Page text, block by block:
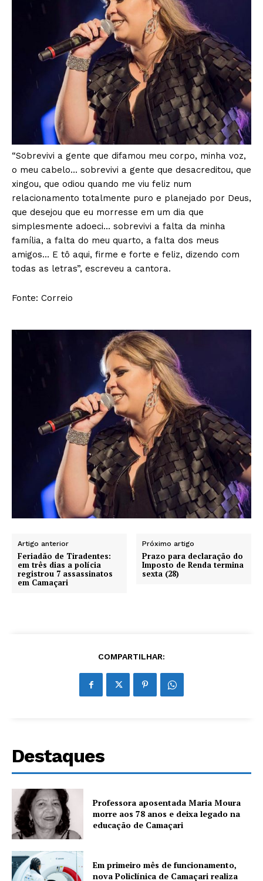
“Sobrevivi a gente que difamou meu corpo, minha voz,
o meu cabelo… sobrevivi a gente que desacreditou, que
xingou, que odiou quando me viu feliz num
relacionamento totalmente puro e planejado por Deus,
que desejou que eu morresse em um dia que
simplesmente adoeci… sobrevivi a falta da minha
família, a falta do meu quarto, a falta dos meus
amigos… E tô aqui, firme e forte e feliz, dizendo com
todas as letras”, escreveu a cantora.
Fonte: Correio
Artigo anterior
Feriadão de Tiradentes:
em três dias a polícia
registrou 7 assassinatos
em Camaçari
Próximo artigo
Prazo para declaração do
Imposto de Renda termina
sexta (28)
COMPARTILHAR:
Destaques
Professora aposentada Maria Moura
morre aos 78 anos e deixa legado na
educação de Camaçari
Em primeiro mês de funcionamento,
nova Policlínica de Camaçari realiza